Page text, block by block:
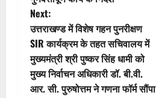
o
n
s
t
n
a
Next:
उत्तराखण्ड में विशेष गहन पुनरीक्षण
SIR कार्यक्रम के तहत सचिवालय में
मुख्यमंत्री श्री पुष्कर सिंह धामी को
मुख्य निर्वाचन अधिकारी डॉ. बी.वी.
आर. सी. पुरुषोत्तम ने गणना फॉर्म सौंपा